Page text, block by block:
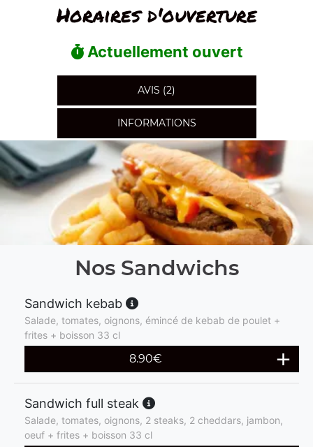
Horaires d'ouverture
Actuellement ouvert
AVIS (2)
INFORMATIONS
Nos Sandwichs
Sandwich kebab
Salade, tomates, oignons, émincé de kebab de poulet +
frites + boisson 33 cl
8.90€
Sandwich full steak
Salade, tomates, oignons, 2 steaks, 2 cheddars, jambon,
oeuf + frites + boisson 33 cl